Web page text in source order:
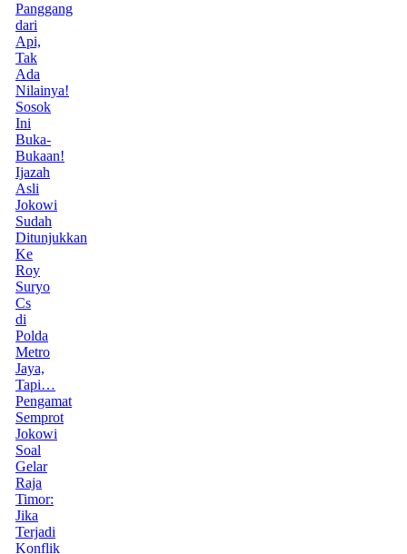
Panggang
dari
Api,
Tak
Ada
Nilainya!
Sosok
Ini
Buka-
Bukaan!
Ijazah
Asli
Jokowi
Sudah
Ditunjukkan
Ke
Roy
Suryo
Cs
di
Polda
Metro
Jaya,
Tapi…
Pengamat
Semprot
Jokowi
Soal
Gelar
Raja
Timor:
Jika
Terjadi
Konflik